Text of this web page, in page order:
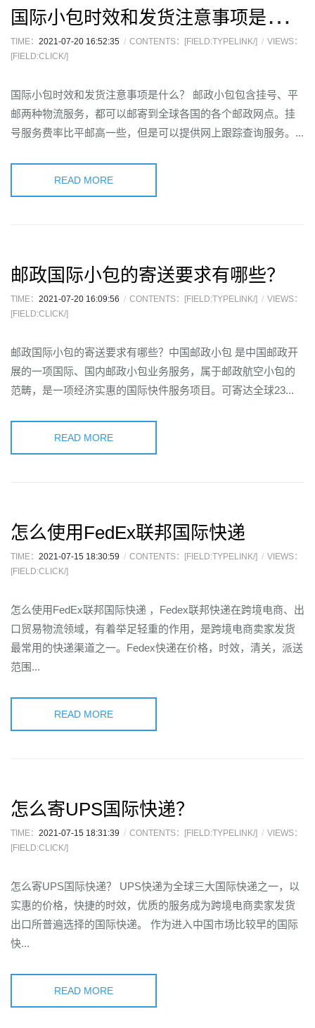
国
际小包时效和发货注意事项是什么？
TIME： 2021-07-20 16:52:35 CONTENTS：[FIELD:TYPELINK/]
VIEWS：
[FIELD:CLICK/]
国际小包时效和发货注意事项是什么？ 邮政小包包含挂号、平
邮两种物流服务，都可以邮寄到全球各国的各个邮政网点。挂
号服务费率比平邮高一些，但是可以提供网上跟踪查询服务。...
READ MORE
邮政国际小包的寄送要求有哪些？
TIME： 2021-07-20 16:09:56 CONTENTS：[FIELD:TYPELINK/]
VIEWS：
[FIELD:CLICK/]
邮政国际小包的寄送要求有哪些？中国邮政小包 是中国邮政开
展的一项国际、国内邮政小包业务服务，属于邮政航空小包的
范畴，是一项经济实惠的国际快件服务项目。可寄达全球23...
READ MORE
怎么使用FedEx联邦国际快递
TIME： 2021-07-15 18:30:59 CONTENTS：[FIELD:TYPELINK/]
VIEWS：
[FIELD:CLICK/]
怎么使用FedEx联邦国际快递 ，Fedex联邦快递在跨境电商、出
口贸易物流领域，有着举足轻重的作用，是跨境电商卖家发货
最常用的快递渠道之一。Fedex快递在价格，时效，清关，派送
范围...
READ MORE
怎么寄UPS国际快递？
TIME： 2021-07-15 18:31:39 CONTENTS：[FIELD:TYPELINK/]
VIEWS：
[FIELD:CLICK/]
怎么寄UPS国际快递？ UPS快递为全球三大国际快递之一，以
实惠的价格，快捷的时效，优质的服务成为跨境电商卖家发货
出口所普遍选择的国际快递。 作为进入中国市场比较早的国际
快...
READ MORE